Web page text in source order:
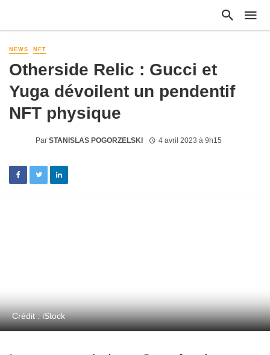
NEWS NFT
Otherside Relic : Gucci et
Yuga dévoilent un pendentif
NFT physique
Par STANISLAS POGORZELSKI 4 avril 2023 à 9h15
Crédit : iStock